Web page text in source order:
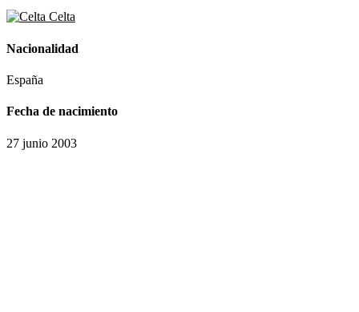
Celta
Nacionalidad
España
Fecha de nacimiento
27 junio 2003